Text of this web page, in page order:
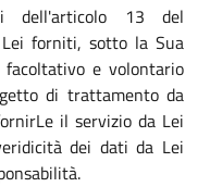
dell'articolo 13 del
forniti, sotto la Sua
e volontario
di trattamento da
il servizio da Lei
dei dati da Lei